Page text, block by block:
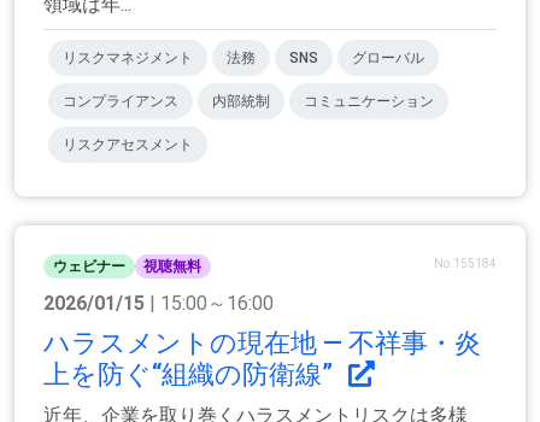
リスクマネジメント 法務 SNS グローバル
コンプライアンス 内部統制 コミュニケーション
リスクアセスメント
ウェビナー 視聴無料 No.155184
2026/01/15 | 15:00～16:00
ハラスメントの現在地 ― 不祥事・炎
上を防ぐ“組織の防衛線”
近年、企業を取り巻くハラスメントリスクは多様